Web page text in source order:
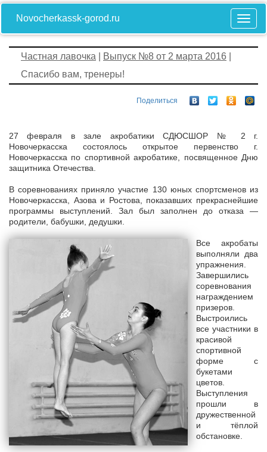
Novocherkassk-gorod.ru
Частная лавочка Выпуск №8 от 2 марта 2016
Спасибо вам, тренеры!
Поделиться
27 февраля в зале акробатики СДЮСШОР № 2 г.
Новочеркасска состоялось открытое первенство г.
Новочеркасска по спортивной акробатике, посвященное Дню
защитника Отечества.
В соревнованиях приняло участие 130 юных спортсменов из
Новочеркасска, Азова и Ростова, показавших прекраснейшие
программы выступлений. Зал был заполнен до отказа —
родители, бабушки, дедушки.
Все акробаты
выполняли два
упражнения.
Завершились
соревнования
награждением
призеров.
Выстроились
все участники в
красивой
спортивной
форме с
букетами
цветов.
Выступления
прошли в
дружественной
и тёплой
обстановке.